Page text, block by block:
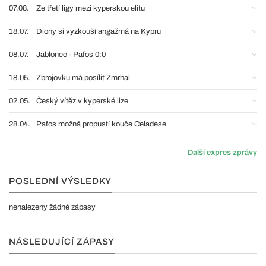
07.08. Ze třetí ligy mezi kyperskou elitu
18.07. Diony si vyzkouší angažmá na Kypru
08.07. Jablonec - Pafos 0:0
18.05. Zbrojovku má posílit Zmrhal
02.05. Český vítěz v kyperské lize
28.04. Pafos možná propustí kouče Celadese
Další expres zprávy
POSLEDNÍ VÝSLEDKY
nenalezeny žádné zápasy
NÁSLEDUJÍCÍ ZÁPASY